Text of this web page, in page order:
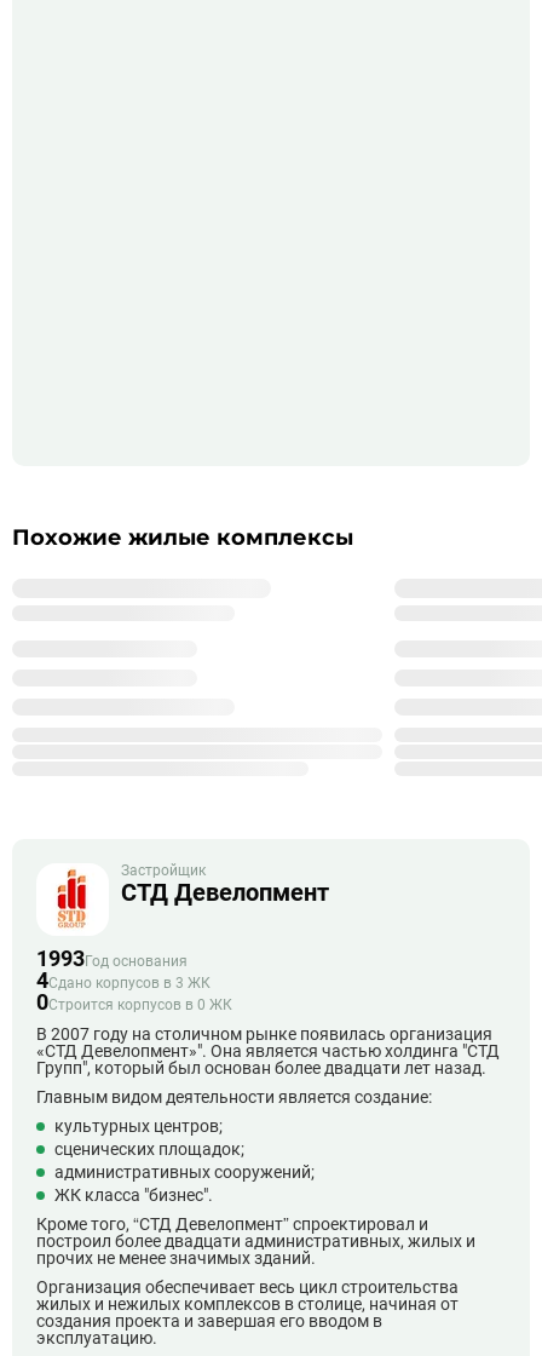
Похожие жилые комплексы
Застройщик
СТД Девелопмент
1993Год основания
4Сдано корпусов в 3 ЖК
0Строится корпусов в 0 ЖК
В 2007 году на столичном рынке появилась организация
«СТД Девелопмент»". Она является частью холдинга "СТД
Групп", который был основан более двадцати лет назад.
Главным видом деятельности является создание:
культурных центров;
сценических площадок;
административных сооружений;
ЖК класса "бизнес".
Кроме того, “СТД Девелопмент” спроектировал и
построил более двадцати административных, жилых и
прочих не менее значимых зданий.
Организация обеспечивает весь цикл строительства
жилых и нежилых комплексов в столице, начиная от
создания проекта и завершая его вводом в
эксплуатацию.